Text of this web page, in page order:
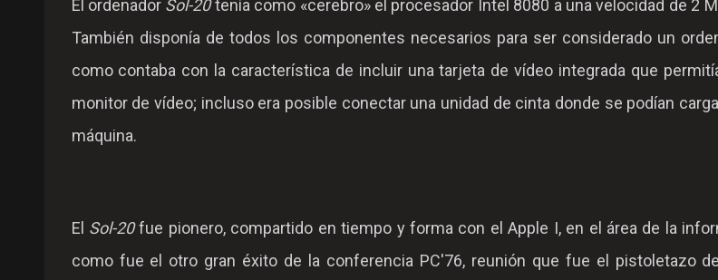
El ordenador Sol-20tenía como «cerebro» el procesador Intel 8080 a una velocidad de 2
También disponía de todos los componentes necesarios para ser considerado un
como contaba con la característica de incluir una tarjeta de vídeo integrada que
monitor de vídeo; incluso era posible conectar una unidad de cinta donde se podían
máquina.
El Sol-20fue pionero, compartido en tiempo y forma con el Apple I, en el área de la
como fue el otro gran éxito de la conferencia PC'76, reunión que fue el pistoletazo